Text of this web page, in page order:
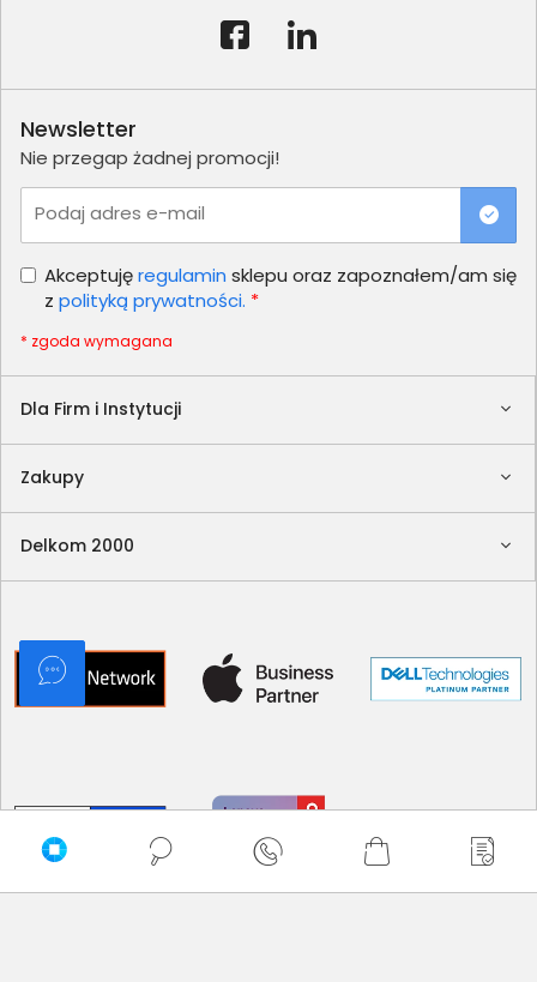
Dla Firm i Instytucji
Zakupy
Delkom 2000
Newsletter
Nie przegap żadnej promocji!
Podaj adres e-mail
Akceptujęregulamin sklepu oraz zapoznałem/am się
z polityką prywatności. *
* zgoda wymagana